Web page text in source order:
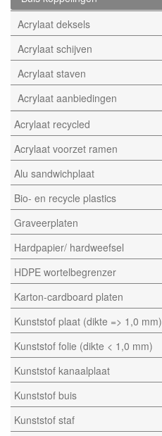
Acrylaat deksels
Acrylaat schijven
Acrylaat staven
Acrylaat aanbiedingen
Acrylaat recycled
Acrylaat voorzet ramen
Alu sandwichplaat
Bio- en recycle plastics
Graveerplaten
Hardpapier/ hardweefsel
HDPE wortelbegrenzer
Karton-cardboard platen
Kunststof plaat (dikte => 1,0 mm)
Kunststof folie (dikte < 1,0 mm)
Kunststof kanaalplaat
Kunststof buis
Kunststof staf